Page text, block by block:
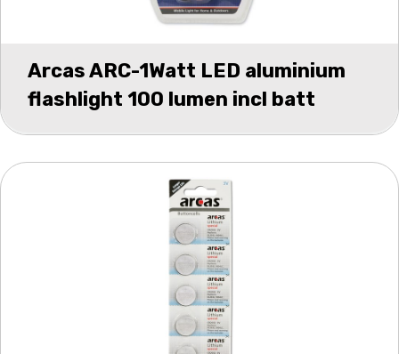
Arcas ARC-1Watt LED aluminium
flashlight 100 lumen incl batt